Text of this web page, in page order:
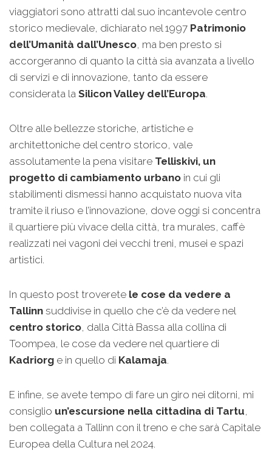
viaggiatori sono attratti dal suo incantevole centro
storico medievale, dichiarato nel 1997 Patrimonio
dell’Umanità dall’Unesco, ma ben presto si
accorgeranno di quanto la città sia avanzata a livello
di servizi e di innovazione, tanto da essere
considerata la Silicon Valley dell’Europa.
Oltre alle bellezze storiche, artistiche e
architettoniche del centro storico, vale
assolutamente la pena visitare Telliskivi, un
progetto di cambiamento urbano in cui gli
stabilimenti dismessi hanno acquistato nuova vita
tramite il riuso e l’innovazione, dove oggi si concentra
il quartiere più vivace della città, tra murales, caffè
realizzati nei vagoni dei vecchi treni, musei e spazi
artistici.
In questo post troverete le cose da vedere a
Tallinn suddivise in quello che c’è da vedere nel
centro storico, dalla Città Bassa alla collina di
Toompea, le cose da vedere nel quartiere di
Kadriorg e in quello di Kalamaja.
E infine, se avete tempo di fare un giro nei ditorni, mi
consiglio un’escursione nella cittadina di Tartu,
ben collegata a Tallinn con il treno e che sarà Capitale
Europea della Cultura nel 2024.